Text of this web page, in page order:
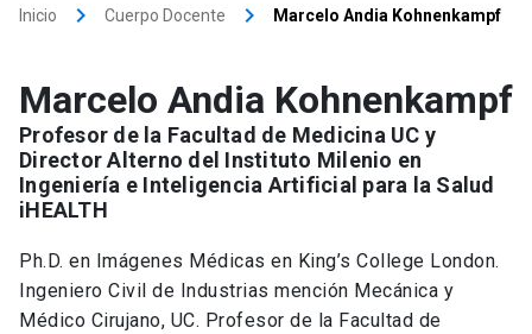
Inicio keyboard_arrow_right Cuerpo Docente keyboard_arrow_right Marcelo Andia Kohnenkampf
Marcelo Andia Kohnenkampf
Profesor de la Facultad de Medicina UC y
Director Alterno del Instituto Milenio en
Ingeniería e Inteligencia Artificial para la Salud
iHEALTH
Ph.D. en Imágenes Médicas en King’s College London.
Ingeniero Civil de Industrias mención Mecánica y
Médico Cirujano, UC. Profesor de la Facultad de